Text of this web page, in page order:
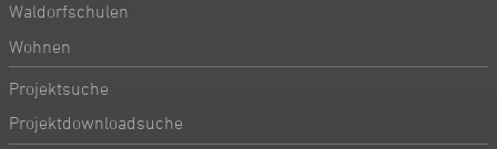
Waldorfschulen
Wohnen
Projektsuche
Projektdownloadsuche